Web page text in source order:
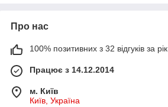
Про нас
100% позитивних з 32 відгуків за рік
Працює з 14.12.2014
м. Київ
Київ, Україна